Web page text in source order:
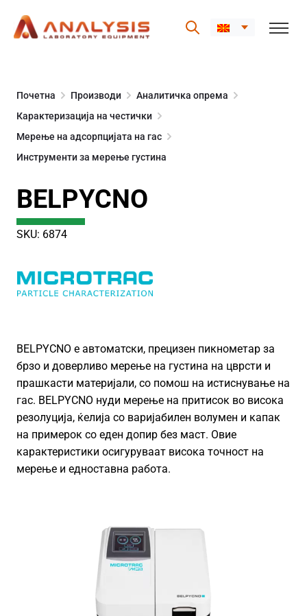
content
Почетна Производи
Аналитичка опрема
Карактеризација на честички
Мерење на адсорпцијата на гас
Инструменти за мерење густина
BELPYCNO
SKU: 6874
BELPYCNO е автоматски, прецизен пикнометар за
брзо и доверливо мерење на густина на цврсти и
прашкасти материјали, со помош на истиснување на
гас. BELPYCNO нуди мерење на притисок во висока
резолуција, ќелија со варијабилен волумен и капак
на примерок со еден допир без маст. Овие
карактеристики осигуруваат висока точност на
мерење и едноставна работа.